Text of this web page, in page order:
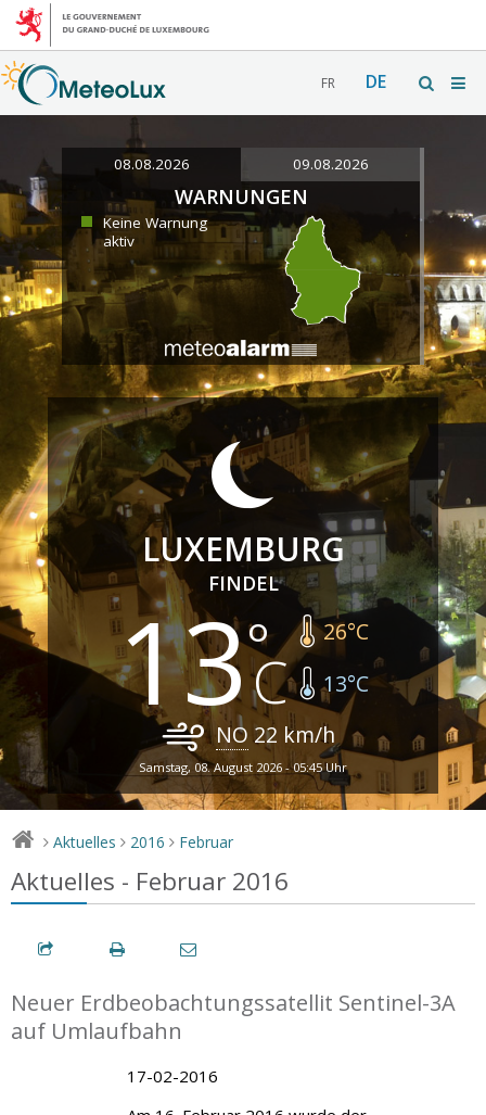
FR DE
08.08.2026 09.08.2026
WARNUNGEN
Keine Warnung
aktiv
LUXEMBURG
FINDEL
13 26°C
13°C
NO 22 km/h
Samstag, 08. August 2026 - 05:45 Uhr
> Aktuelles > 2016 > Februar
Aktuelles - Februar 2016
Neuer Erdbeobachtungssatellit Sentinel-3A
auf Umlaufbahn
17-02-2016